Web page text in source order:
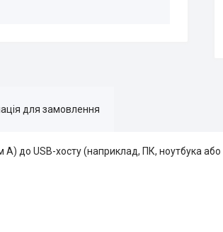
для замовлення
A) до USB-хосту (наприклад, ПК, ноутбука